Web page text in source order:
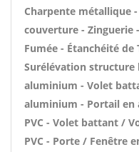
Charpente métallique
couverture - Zinguerie
Fumée - Étanchéité
Surélévation structure
aluminium - Volet
aluminium - Portail en
PVC - Volet battant /
PVC - Porte / Fenêtre